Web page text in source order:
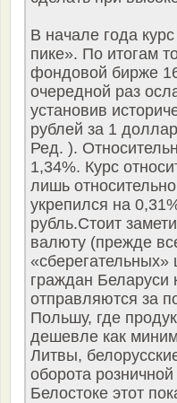
В начале года
пике». По итогам
фондовой бирже
очередной раз
установив
рублей за 1
Ред. ).
1,34%. Курс
лишь
укрепился на
рубль.Стоит
валюту (прежде
«сберегательных»
граждан
отправляются за
Польшу, где
дешевле как
Литвы,
оборота
Белостоке этот